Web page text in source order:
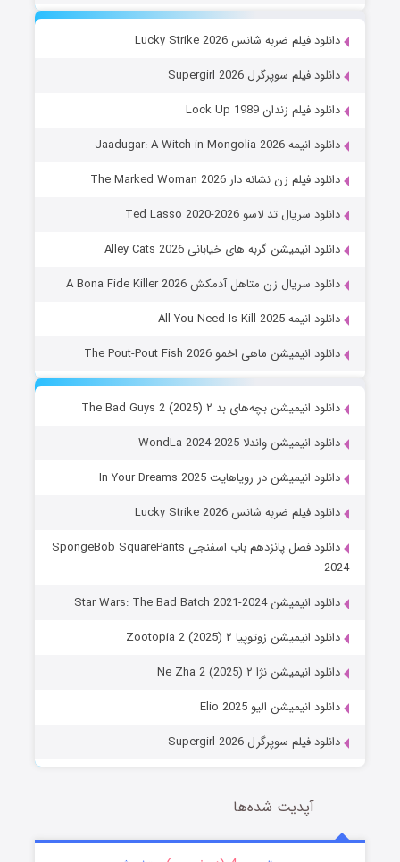
دانلود فیلم ضربه شانس Lucky Strike 2026
دانلود فیلم سوپرگرل Supergirl 2026
دانلود فیلم زندان Lock Up 1989
دانلود انیمه Jaadugar: A Witch in Mongolia 2026
دانلود فیلم زن نشانه دار The Marked Woman 2026
دانلود سریال تد لاسو Ted Lasso 2020-2026
دانلود انیمیشن گربه های خیابانی Alley Cats 2026
دانلود سریال زن متاهل آدمکش A Bona Fide Killer 2026
دانلود انیمه All You Need Is Kill 2025
دانلود انیمیشن ماهی اخمو The Pout-Pout Fish 2026
دانلود انیمیشن بچه‌های بد ۲ The Bad Guys 2 (2025)
دانلود انیمیشن واندلا WondLa 2024-2025
دانلود انیمیشن در رویاهایت In Your Dreams 2025
دانلود فیلم ضربه شانس Lucky Strike 2026
دانلود فصل پانزدهم باب اسفنجی SpongeBob SquarePants
2024
دانلود انیمیشن Star Wars: The Bad Batch 2021-2024
دانلود انیمیشن زوتوپیا ۲ Zootopia 2 (2025)
دانلود انیمیشن نژا ۲ Ne Zha 2 (2025)
دانلود انیمیشن الیو Elio 2025
دانلود فیلم سوپرگرل Supergirl 2026
آپدیت شده‌ها